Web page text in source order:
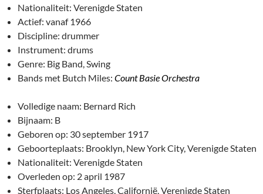
Nationaliteit: Verenigde Staten
Actief: vanaf 1966
Discipline: drummer
Instrument: drums
Genre: Big Band, Swing
Bands met Butch Miles: Count Basie Orchestra
Volledige naam: Bernard Rich
Bijnaam: B
Geboren op: 30 september 1917
Geboorteplaats: Brooklyn, New York City, Verenigde Staten
Nationaliteit: Verenigde Staten
Overleden op: 2 april 1987
Sterfplaats: Los Angeles, Californië, Verenigde Staten